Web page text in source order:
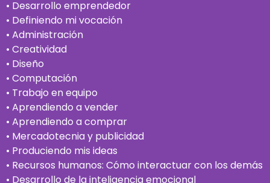
• Desarrollo emprendedor
• Definiendo mi vocación
• Administración
• Creatividad
• Diseño
• Computación
• Trabajo en equipo
• Aprendiendo a vender
• Aprendiendo a comprar
• Mercadotecnia y publicidad
• Produciendo mis ideas
• Recursos humanos: Cómo interactuar con los demás
• Desarrollo de la inteligencia emocional